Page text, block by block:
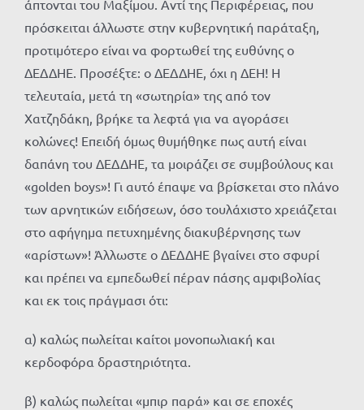
άπτονται του Μαξίμου. Αντί της Περιφέρειας, που
πρόσκειται άλλωστε στην κυβερνητική παράταξη,
προτιμότερο είναι να φορτωθεί της ευθύνης ο
ΔΕΔΔΗΕ. Προσέξτε: ο ΔΕΔΔΗΕ, όχι η ΔΕΗ! Η
τελευταία, μετά τη «σωτηρία» της από τον
Χατζηδάκη, βρήκε τα λεφτά για να αγοράσει
κολώνες! Επειδή όμως θυμήθηκε πως αυτή είναι
δαπάνη του ΔΕΔΔΗΕ, τα μοιράζει σε συμβούλους και
«golden boys»! Γι αυτό έπαψε να βρίσκεται στο πλάνο
των αρνητικών ειδήσεων, όσο τουλάχιστο χρειάζεται
στο αφήγημα πετυχημένης διακυβέρνησης των
«αρίστων»! Άλλωστε ο ΔΕΔΔΗΕ βγαίνει στο σφυρί
και πρέπει να εμπεδωθεί πέραν πάσης αμφιβολίας
και εκ τοις πράγμασι ότι:
α) καλώς πωλείται καίτοι μονοπωλιακή και
κερδοφόρα δραστηριότητα.
β) καλώς πωλείται «μπιρ παρά» και σε εποχές